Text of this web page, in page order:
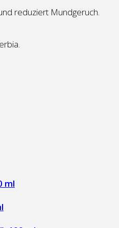
reduziert Mundgeruch.
ml